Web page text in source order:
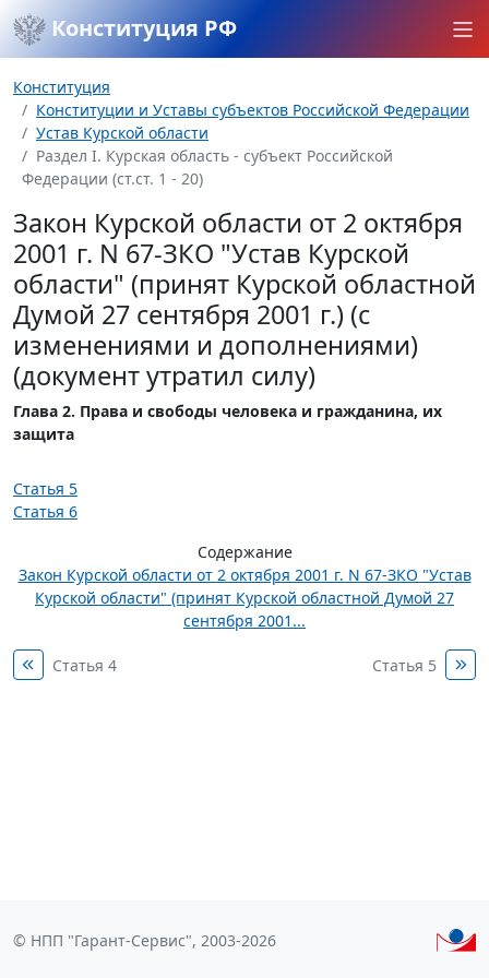
Конституция РФ
Конституция
Конституции и Уставы субъектов Российской Федерации
Устав Курской области
Раздел I. Курская область - субъект Российской
Федерации (ст.ст. 1 - 20)
Закон Курской области от 2 октября
2001 г. N 67-ЗКО "Устав Курской
области" (принят Курской областной
Думой 27 сентября 2001 г.) (с
изменениями и дополнениями)
(документ утратил силу)
Глава 2. Права и свободы человека и гражданина, их
защита
Статья 5
Статья 6
Содержание
Закон Курской области от 2 октября 2001 г. N 67-ЗКО "Устав
Курской области" (принят Курской областной Думой 27
сентября 2001...
Статья 4 Статья 5
© НПП "Гарант-Сервис", 2003-2026